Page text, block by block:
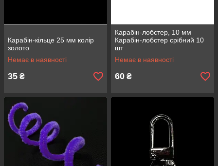
Карабін-кільце 25 мм колір
золото
Немає в наявності
35 ₴
Карабін-лобстер, 10 мм
Карабін-лобстер срібний 10
шт
Немає в наявності
60 ₴